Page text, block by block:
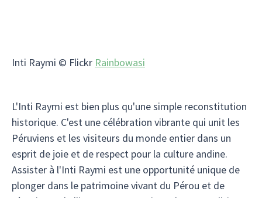
Inti Raymi © Flickr Rainbowasi
L'Inti Raymi est bien plus qu'une simple reconstitution
historique. C'est une célébration vibrante qui unit les
Péruviens et les visiteurs du monde entier dans un
esprit de joie et de respect pour la culture andine.
Assister à l'Inti Raymi est une opportunité unique de
plonger dans le patrimoine vivant du Pérou et de